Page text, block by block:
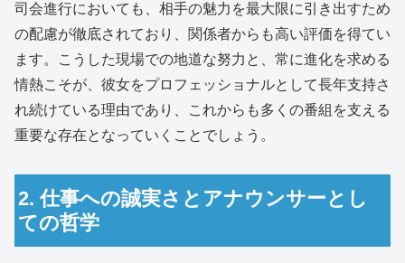
司会進行においても、相手の魅力を最大限に引き出すため
の配慮が徹底されており、関係者からも高い評価を得てい
ます。こうした現場での地道な努力と、常に進化を求める
情熱こそが、彼女をプロフェッショナルとして長年支持さ
れ続けている理由であり、これからも多くの番組を支える
重要な存在となっていくことでしょう。
2. 仕事への誠実さとアナウンサーとし
ての哲学